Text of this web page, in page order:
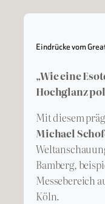
Eindrücke vom
„Wie eine
Hochglanz
Mit diesem
Michael
Bamberg,
Messebereich
Köln.